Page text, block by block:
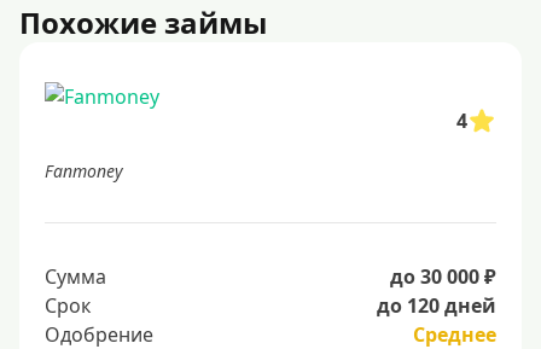
Похожие займы
4
Fanmoney
Сумма
до 30 000 ₽
Срок
до 120 дней
Одобрение
Среднее